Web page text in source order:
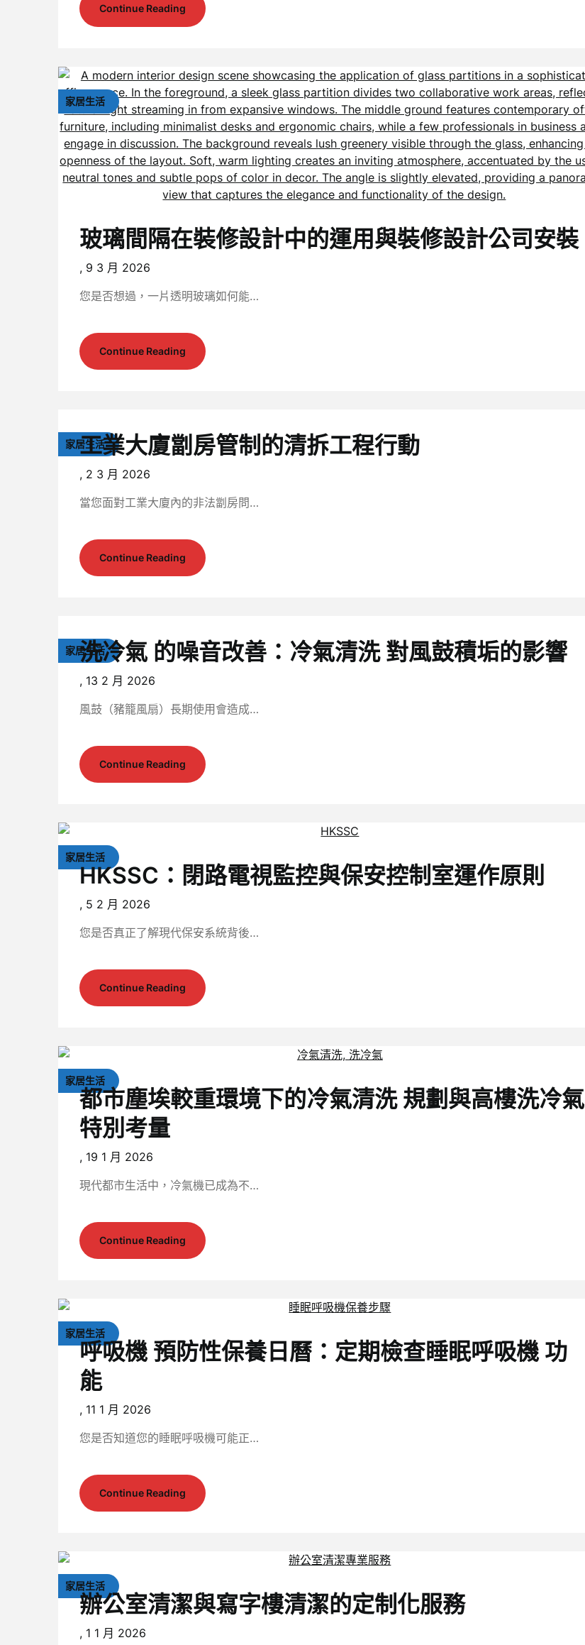
Continue Reading
家居生活
玻璃間隔在裝修設計中的運用與裝修設計公司安裝
, 9 3 月 2026
您是否想過，一片透明玻璃如何能…
Continue Reading
家居生活
工業大廈劏房管制的清拆工程行動
, 2 3 月 2026
當您面對工業大廈內的非法劏房問…
Continue Reading
家居生活
洗冷氣 的噪音改善：冷氣清洗 對風鼓積垢的影響
, 13 2 月 2026
風鼓（豬籠風扇）長期使用會造成…
Continue Reading
家居生活
HKSSC：閉路電視監控與保安控制室運作原則
, 5 2 月 2026
您是否真正了解現代保安系統背後…
Continue Reading
家居生活
都市塵埃較重環境下的冷氣清洗 規劃與高樓洗冷氣
特別考量
, 19 1 月 2026
現代都市生活中，冷氣機已成為不…
Continue Reading
家居生活
呼吸機 預防性保養日曆：定期檢查睡眠呼吸機 功
能
, 11 1 月 2026
您是否知道您的睡眠呼吸機可能正…
Continue Reading
家居生活
辦公室清潔與寫字樓清潔的定制化服務
, 1 1 月 2026